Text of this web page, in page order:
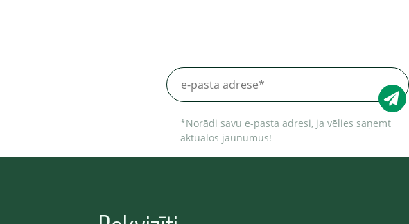
*Norādi savu e-pasta adresi, ja vēlies saņemt
aktuālos jaunumus!